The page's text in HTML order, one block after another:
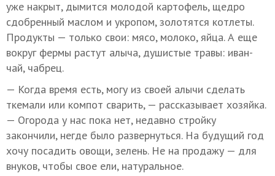
уже накрыт, дымится молодой картофель, щедро
сдобренный маслом и укропом, золотятся котлеты.
Продукты — только свои: мясо, молоко, яйца. А еще
вокруг фермы растут алыча, душистые травы: иван-
чай, чабрец.
— Когда время есть, могу из своей алычи сделать
ткемали или компот сварить, — рассказывает хозяйка.
— Огорода у нас пока нет, недавно стройку
закончили, негде было развернуться. На будущий год
хочу посадить овощи, зелень. Не на продажу — для
внуков, чтобы свое ели, натуральное.